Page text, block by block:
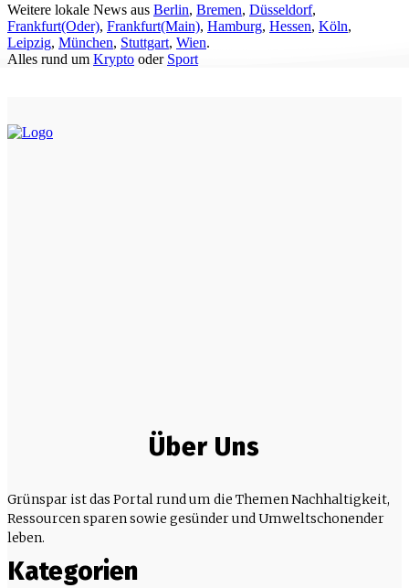
Weitere lokale News aus Berlin, Bremen, Düsseldorf,
Frankfurt(Oder), Frankfurt(Main), Hamburg, Hessen, Köln,
Leipzig, München, Stuttgart, Wien.
Alles rund um Krypto oder Sport
Über Uns
Grünspar ist das Portal rund um die Themen Nachhaltigkeit,
Ressourcen sparen sowie gesünder und Umweltschonender
leben.
Kategorien